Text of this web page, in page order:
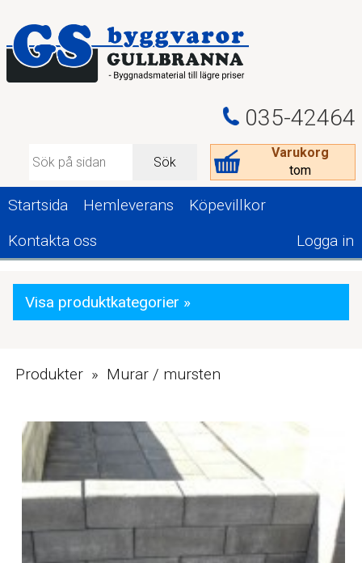
035-42464
Varukorg
tom
Sök
Startsida Hemleverans
Köpevillkor
Kontakta oss
Logga in
Visa produktkategorier »
Produkter » Murar / mursten